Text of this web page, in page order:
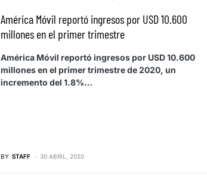
América Móvil reportó ingresos por USD 10.600
millones en el primer trimestre
América Móvil reportó ingresos por USD 10.600
millones en el primer trimestre de 2020, un
incremento del 1.8%…
BY STAFF 30 ABRIL, 2020